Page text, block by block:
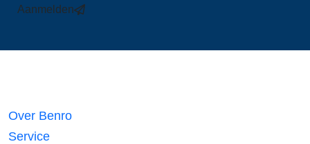
Aanmelden
Over Benro
Service